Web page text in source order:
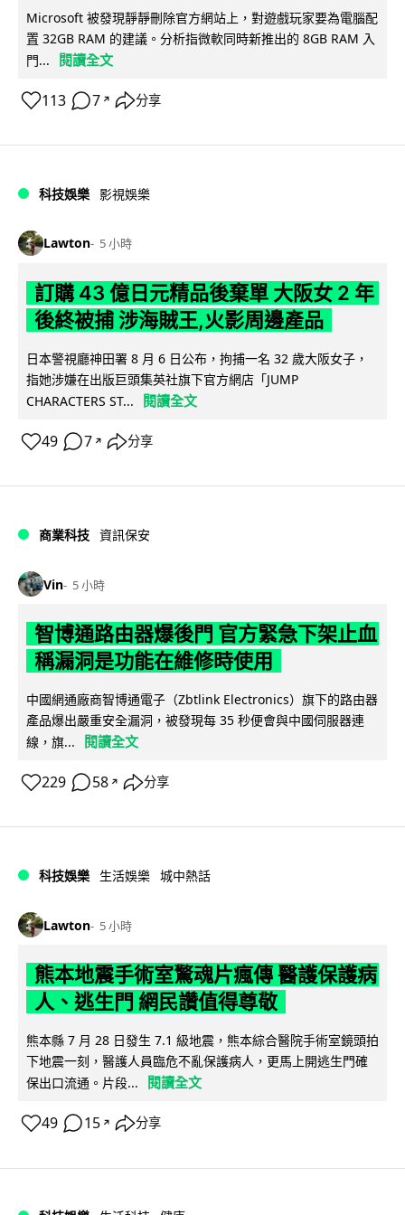
Microsoft 被發現靜靜刪除官方網站上，對遊戲玩家要為電腦配
置 32GB RAM 的建議。分析指微軟同時新推出的 8GB RAM 入
門...
閱讀全文
113 7 ↗ 分享
科技娛樂 影視娛樂
Lawton 5 小時
訂購 43 億日元精品後棄單 大阪女 2 年
後終被捕 涉海賊王,火影周邊產品
日本警視廳神田署 8 月 6 日公布，拘捕一名 32 歲大阪女子，
指她涉嫌在出版巨頭集英社旗下官方網店「JUMP
CHARACTERS ST...
閱讀全文
49 7 ↗ 分享
商業科技 資訊保安
Vin 5 小時
智博通路由器爆後門 官方緊急下架止血
稱漏洞是功能在維修時使用
中國網通廠商智博通電子（Zbtlink Electronics）旗下的路由器
產品爆出嚴重安全漏洞，被發現每 35 秒便會與中國伺服器連
線，旗...
閱讀全文
229 58 ↗ 分享
科技娛樂 生活娛樂 城中熱話
Lawton 5 小時
熊本地震手術室驚魂片瘋傳 醫護保護病
人、逃生門 網民讚值得尊敬
熊本縣 7 月 28 日發生 7.1 級地震，熊本綜合醫院手術室鏡頭拍
下地震一刻，醫護人員臨危不亂保護病人，更馬上開逃生門確
保出口流通。片段...
閱讀全文
49 15 ↗ 分享